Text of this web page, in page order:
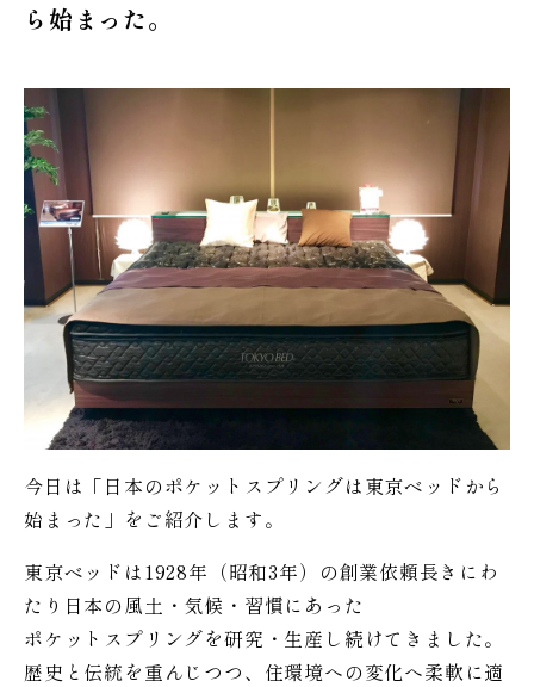
ら始まった。
今日は「日本のポケットスプリングは東京ベッドから
始まった」をご紹介します。
東京ベッドは1928年（昭和3年）の創業依頼長きにわ
たり日本の風土・気候・習慣にあった
ポケットスプリングを研究・生産し続けてきました。
歴史と伝統を重んじつつ、住環境への変化へ柔軟に適